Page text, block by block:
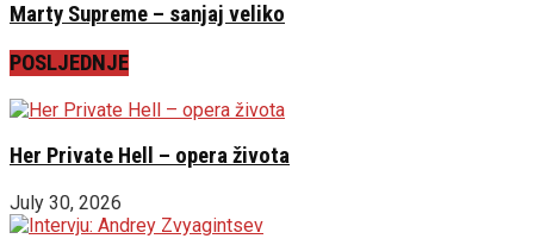
Marty Supreme – sanjaj veliko
POSLJEDNJE
Her Private Hell – opera života
July 30, 2026